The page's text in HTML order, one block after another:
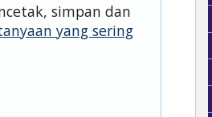
simpan dan
yang sering